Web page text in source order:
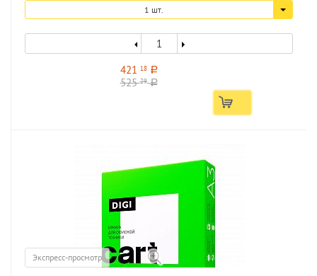
1 шт.
421 18 a
52529 a
Экспресс-просмотр